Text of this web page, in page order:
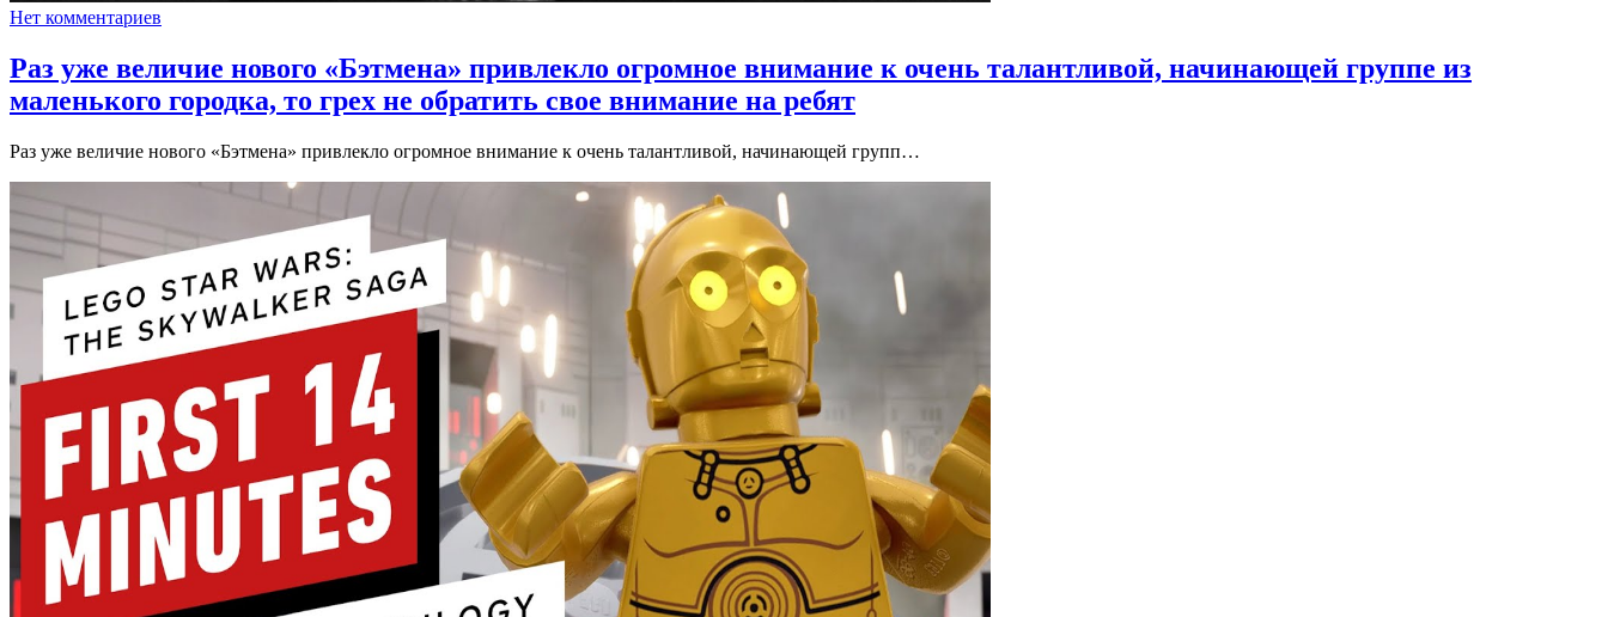
Нет комментариев
Раз уже величие нового «Бэтмена» привлекло огромное внимание к очень талантливой, начинающей группе из
маленького городка, то грех не обратить свое внимание на ребят
Раз уже величие нового «Бэтмена» привлекло огромное внимание к очень талантливой, начинающей групп…